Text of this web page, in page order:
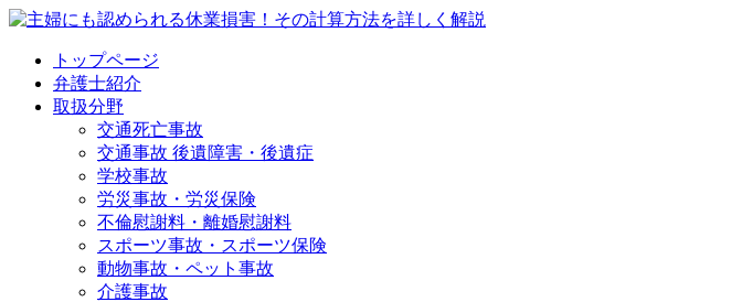
トップページ
弁護士紹介
取扱分野
交通死亡事故
交通事故 後遺障害・後遺症
学校事故
労災事故・労災保険
不倫慰謝料・離婚慰謝料
スポーツ事故・スポーツ保険
動物事故・ペット事故
介護事故